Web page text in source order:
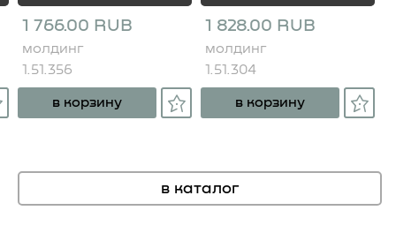
1 766.00 RUB
молдинг
1.51.356
в корзину
1 828.00 RUB
молдинг
1.51.304
в корзину
в каталог